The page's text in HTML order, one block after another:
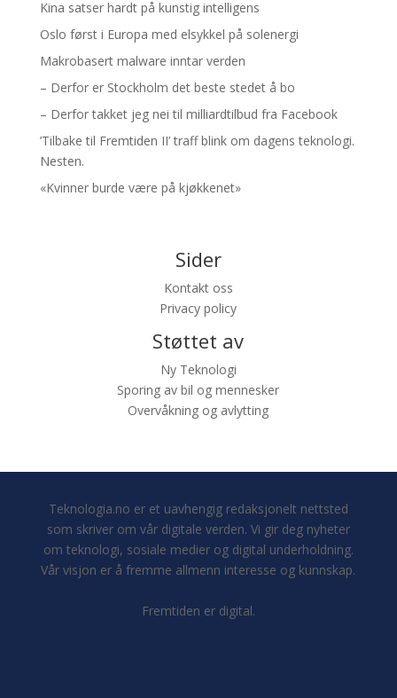
Kina satser hardt på kunstig intelligens
Oslo først i Europa med elsykkel på solenergi
Makrobasert malware inntar verden
– Derfor er Stockholm det beste stedet å bo
– Derfor takket jeg nei til milliardtilbud fra Facebook
’Tilbake til Fremtiden II’ traff blink om dagens teknologi.
Nesten.
«Kvinner burde være på kjøkkenet»
Sider
Kontakt oss
Privacy policy
Støttet av
Ny Teknologi
Sporing av bil og mennesker
Overvåkning og avlytting
Teknologia.no er et uavhengig redaksjonelt nettsted
som skriver om vår digitale verden. Vi gir deg nyheter
om teknologi, sosiale medier og digital underholdning.
Vår visjon er å fremme allmenn interesse og kunnskap.
Fremtiden er digital.